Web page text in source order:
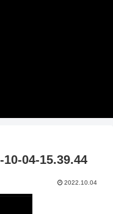
10-04-15.39.44
2022.10.04